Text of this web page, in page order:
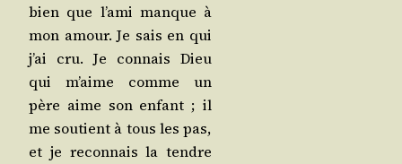
bien que l’a­mi manque à
mon amour. Je sais en qui
j’ai cru. Je connais Dieu
qui m’aime comme un
père aime son enfant ; il
me sou­tient à tous les pas,
et je recon­nais la tendre